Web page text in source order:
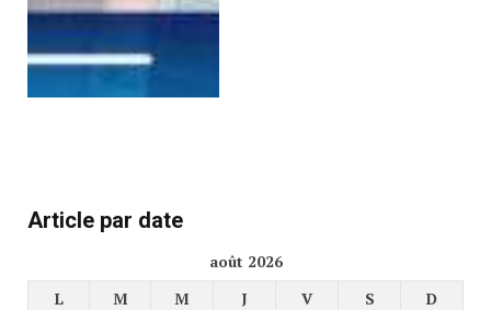
Article par date
août 2026
L
M M J V S
D